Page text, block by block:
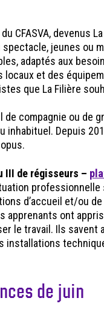
CFASVA, devenus
jeunes ou
adaptés aux
et des
que La Filière
de compagnie ou
Depuis
III de régisseurs –
d’accueil et/ou
apprenants ont
le travail. Ils savent
installations
de juin